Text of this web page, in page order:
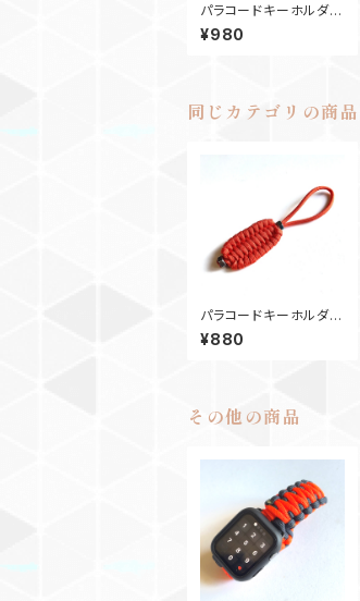
パラコードキーホルダ
ー RoyalCrown R
W
¥980
同じカテゴリの商品
パラコードキーホルダ
ー チャーム トリロバ
イトN2 オレンジ
¥880
その他の商品